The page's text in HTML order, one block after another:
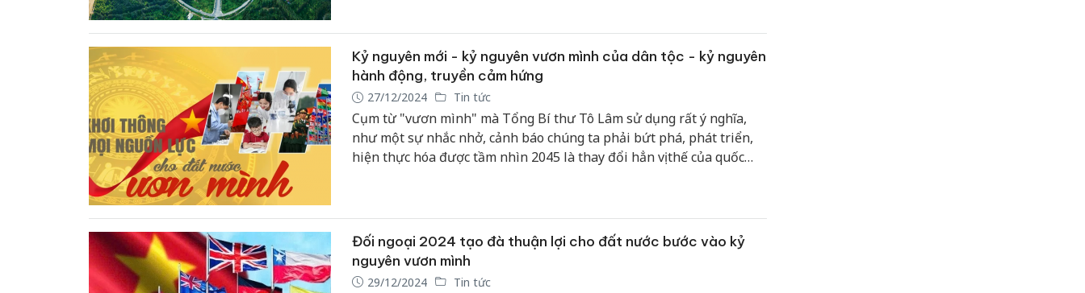
trong hợp tác quốc tế để cùng huy động nhiều hơn các nguồn lực
thực hiện.
Kỷ nguyên mới - kỷ nguyên vươn mình của dân tộc - kỷ nguyên
hành động, truyền cảm hứng
27/12/2024 Tin tức
Cụm từ "vươn mình" mà Tổng Bí thư Tô Lâm sử dụng rất ý nghĩa,
như một sự nhắc nhở, cảnh báo chúng ta phải bứt phá, phát triển,
hiện thực hóa được tầm nhìn 2045 là thay đổi hẳn vị thế của quốc
hứng.
Đối ngoại 2024 tạo đà thuận lợi cho đất nước bước vào kỷ
nguyên vươn mình
29/12/2024 Tin tức